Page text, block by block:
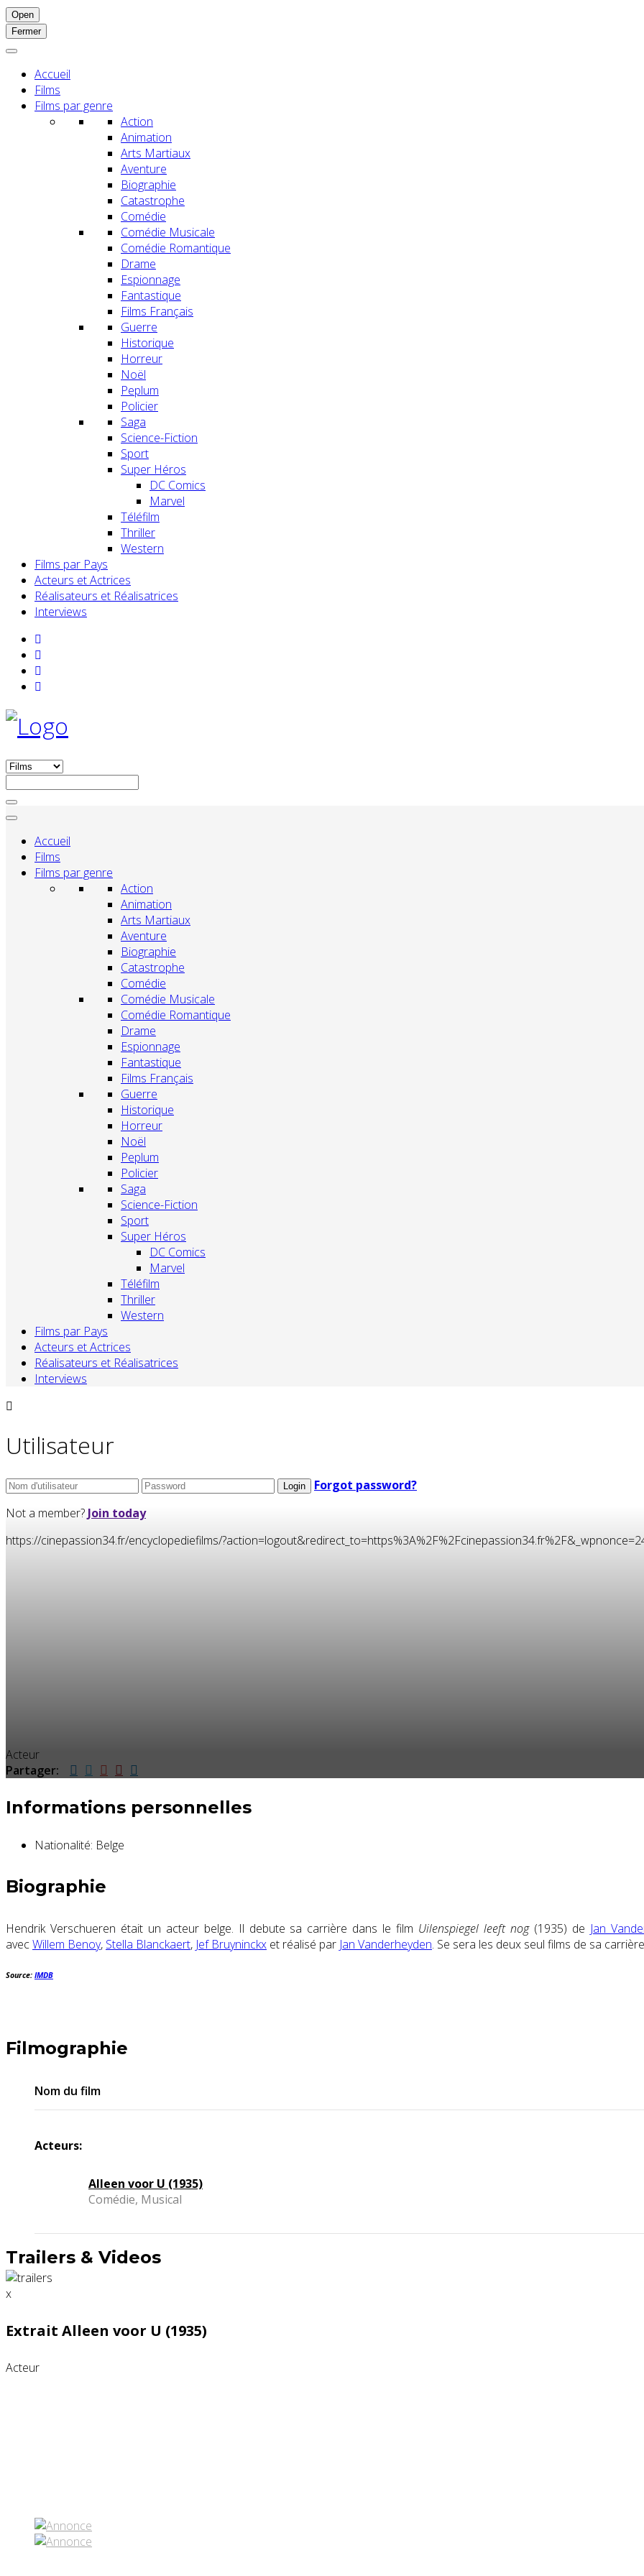
Open
Fermer
Accueil
Films
Films par genre
Action
Animation
Arts Martiaux
Aventure
Biographie
Catastrophe
Comédie
Comédie Musicale
Comédie Romantique
Drame
Espionnage
Fantastique
Films Français
Guerre
Historique
Horreur
Noël
Peplum
Policier
Saga
Science-Fiction
Sport
Super Héros
DC Comics
Marvel
Téléfilm
Thriller
Western
Films par Pays
Acteurs et Actrices
Réalisateurs et Réalisatrices
Interviews
Accueil
Films
Films par genre
Action
Animation
Arts Martiaux
Aventure
Biographie
Catastrophe
Comédie
Comédie Musicale
Comédie Romantique
Drame
Espionnage
Fantastique
Films Français
Guerre
Historique
Horreur
Noël
Peplum
Policier
Saga
Science-Fiction
Sport
Super Héros
DC Comics
Marvel
Téléfilm
Thriller
Western
Films par Pays
Acteurs et Actrices
Réalisateurs et Réalisatrices
Interviews
Utilisateur
Forgot password?
Not a member? Join today
https://cinepassion34.fr/encyclopediefilms/
Acteur
Partager:
Informations personnelles
Nationalité: Belge
Biographie
Hendrik Verschueren était un acteur belge. Il debute sa carrière dans le film Uilenspiegel leeft nog(1935) de Jan
avecWillem Benoy, Stella Blanckaert, Jef Bruyninckx et réalisé par Jan Vanderheyden. Se sera les deux seul films de sa
Source: IMDB
Filmographie
Nom du film
Acteurs:
Alleen voor U (1935)
Comédie, Musical
Trailers & Videos
x
Extrait Alleen voor U (1935)
Acteur